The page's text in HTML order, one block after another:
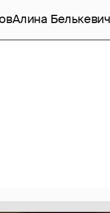
Алина Белькевич